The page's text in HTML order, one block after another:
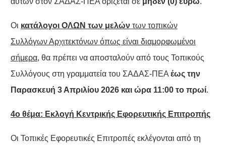
Οι κατάλογοι ΟΛΩΝ των μελώντων τοπικών
Συλλόγων Αρχιτεκτόνων όπως είναι διαμορφωμένοι
σήμερα, θα πρέπει να αποσταλούν από τους Τοπικούς
Συλλόγους στη γραμματεία του ΣΑΔΑΣ-ΠΕΑ έως την
Παρασκευή 3 Απριλίου 2026 και ώρα 11:00 το πρωί.
4ο θέμα: Εκλογή Κεντρικής Εφορευτικής Επιτροπής
Οι Τοπικές Εφορευτικές Επιτροπές εκλέγονται από τη